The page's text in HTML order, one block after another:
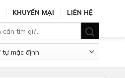
KHUYẾN MẠI
LIÊN HỆ